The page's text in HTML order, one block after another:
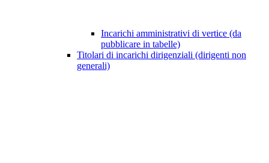
Incarichi amministrativi di vertice (da
pubblicare in tabelle)
Titolari di incarichi dirigenziali (dirigenti non
generali)